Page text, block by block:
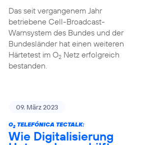
Das seit vergangenem Jahr
betriebene Cell-Broadcast-
Warnsystem des Bundes und der
Bundesländer hat einen weiteren
Härtetest im O2Netz erfolgreich
bestanden.
09. März 2023
O2TELEFÓNICA TECTALK:
Wie Digitalisierung